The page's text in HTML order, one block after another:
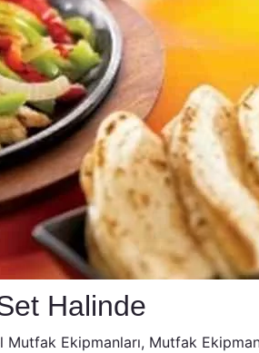
Halinde
Mutfak Ekipmanları, Mutfak